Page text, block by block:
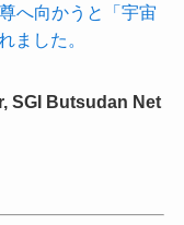
へ向かうと「宇宙
ました。
SGI Butsudan Net